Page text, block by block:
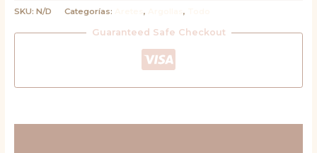
SKU: N/D Categorías: , ,
Guaranteed Safe Checkout